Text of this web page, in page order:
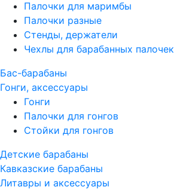
Палочки для маримбы
Палочки разные
Стенды, держатели
Чехлы для барабанных палочек
Бас-барабаны
Гонги, аксессуары
Гонги
Палочки для гонгов
Стойки для гонгов
Детские барабаны
Кавказские барабаны
Литавры и аксессуары